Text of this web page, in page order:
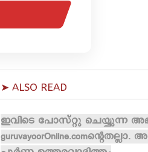
➤ ALSO READ
ഇവിടെ പോസ്റ്റു ചെയ്യുന്ന